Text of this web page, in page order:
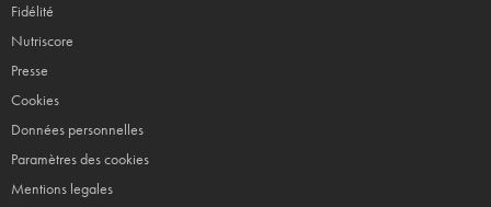
Fidélité
Nutriscore
Presse
Cookies
Données personnelles
Paramètres des cookies
Mentions legales